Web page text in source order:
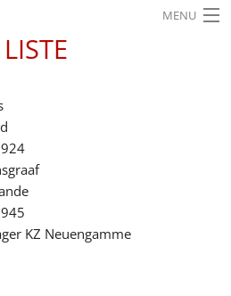
MENU
KZ Neuengamme